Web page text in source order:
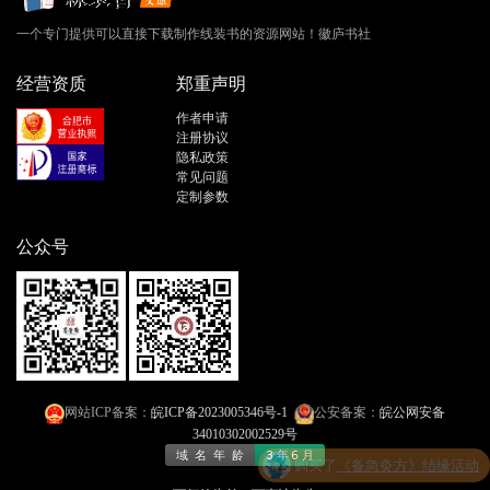
一个专门提供可以直接下载制作线装书的资源网站！徽庐书社
经营资质 郑重声明
作者申请
注册协议
隐私政策
常见问题
定制参数
公众号
网站ICP备案： 皖ICP备2023005346号-1 公安备案： 皖公网安备
34010302002529号
购买了 《备急灸方》结缘活动